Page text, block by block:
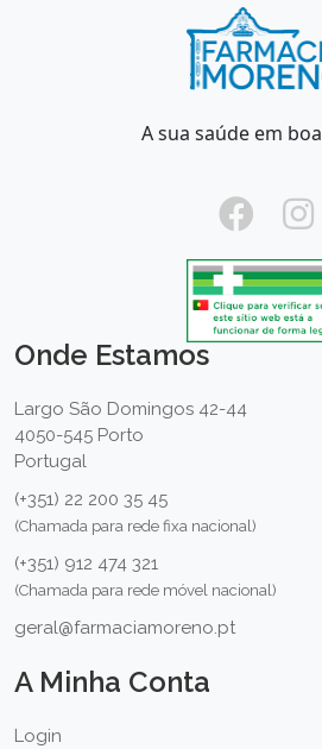
A sua saúde em
Onde Estamos
Largo São Domingos 42-44
4050-545 Porto
Portugal
(+351) 22 200 35 45
(Chamada para rede fixa nacional)
(+351) 912 474 321
(Chamada para rede móvel nacional)
geral@farmaciamoreno.pt
A Minha Conta
Login